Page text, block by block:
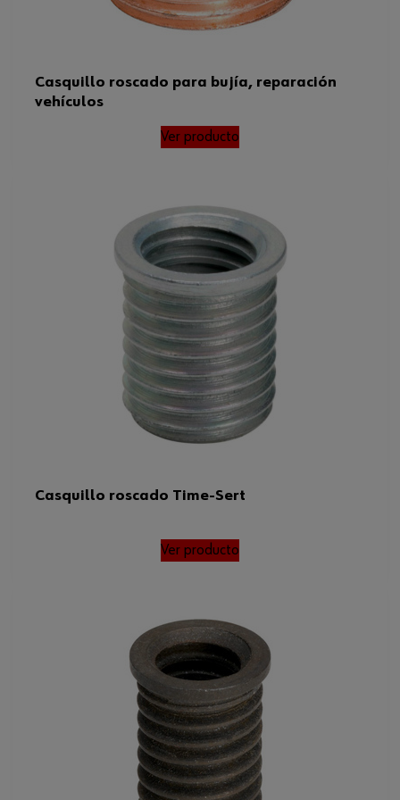
Casquillo roscado para bujía, reparación
vehículos
Ver producto
Casquillo roscado Time-Sert
Ver producto